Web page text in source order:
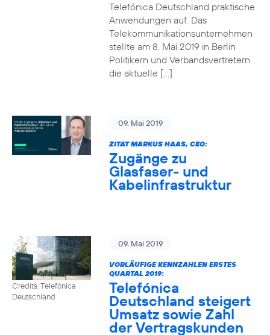
Telefónica Deutschland praktische
Anwendungen auf. Das
Telekommunikationsunternehmen
stellte am 8. Mai 2019 in Berlin
Politikern und Verbandsvertretern
die aktuelle […]
09. Mai 2019
ZITAT MARKUS HAAS, CEO:
Zugänge zu
Glasfaser- und
Kabelinfrastruktur
Credits: Telefónica
Deutschland
09. Mai 2019
VORLÄUFIGE KENNZAHLEN ERSTES
QUARTAL 2019:
Telefónica
Deutschland steigert
Umsatz sowie Zahl
der Vertragskunden